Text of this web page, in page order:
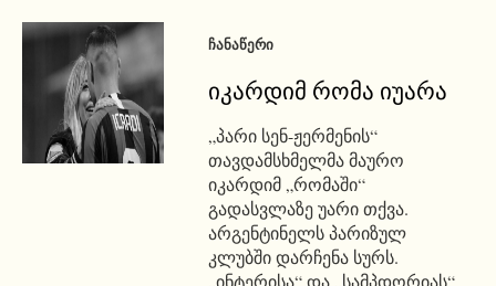
ᲩᲐᲜᲐᲬᲔᲠᲘ
იკარდიმ რომა იუარა
„პარი სენ-ჟერმენის“
თავდამსხმელმა მაურო
იკარდიმ „რომაში“
გადასვლაზე უარი თქვა.
არგენტინელს პარიზულ
კლუბში დარჩენა სურს.
„ინტერისა“ და „სამპდორიას“